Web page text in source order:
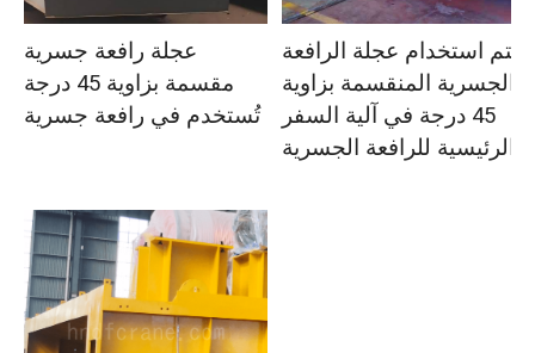
عجلة رافعة جسرية
مقسمة بزاوية 45 درجة
تُستخدم في رافعة جسرية
يتم استخدام عجلة الرافعة
الجسرية المنقسمة بزاوية
45 درجة في آلية السفر